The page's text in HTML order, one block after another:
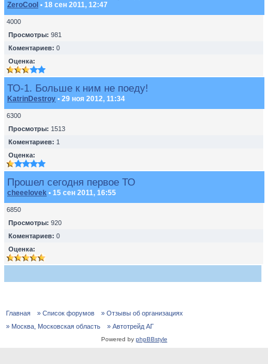
ZeroCool • 18 сен 2011, 12:47
4000
Просмотры: 981
Коментариев: 0
Оценка:
ТО-1. Больше к ним не поеду!
KatrinDestroy • 29 ноя 2012, 11:34
6300
Просмотры: 1513
Коментариев: 1
Оценка:
Прошел сегодня первое ТО
cheeelovek • 15 сен 2011, 16:55
6850
Просмотры: 920
Коментариев: 0
Оценка:
Главная » Список форумов
» Отзывы об организациях
» Москва, Московская область
» Автотрейд АГ
Powered by phpBBstyle